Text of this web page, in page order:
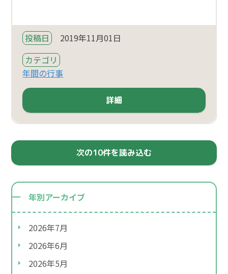
投稿日
2019年11月01日
カテゴリ
年間の行事
詳細
次の10件を読み込む
年別アーカイブ
2026年7月
2026年6月
2026年5月